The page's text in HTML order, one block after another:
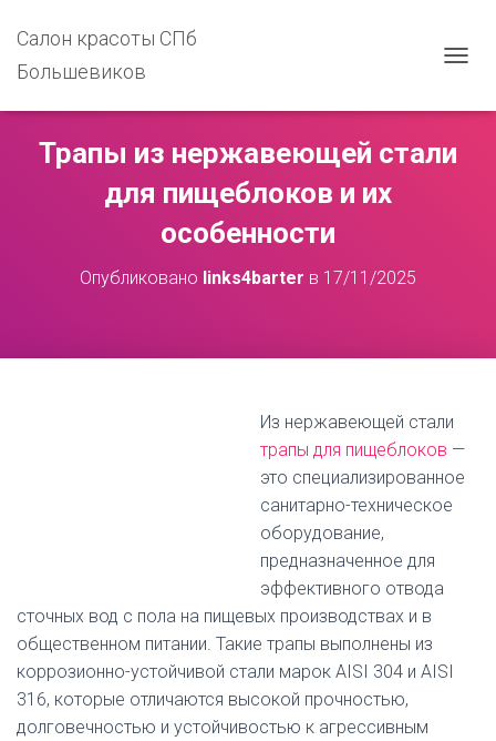
Салон красоты СПб
Большевиков
Р
И
Ю
Трапы из нержавеющей стали
для пищеблоков и их
особенности
Опубликовано links4barter в 17/11/2025
Из нержавеющей стали
трапы для пищеблоков —
это специализированное
санитарно-техническое
оборудование,
предназначенное для
эффективного отвода
сточных вод с пола на пищевых производствах и в
общественном питании. Такие трапы выполнены из
коррозионно-устойчивой стали марок AISI 304 и AISI
316, которые отличаются высокой прочностью,
долговечностью и устойчивостью к агрессивным